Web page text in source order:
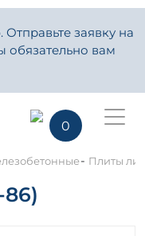
заявку на
обязательно вам
0
- Плиты